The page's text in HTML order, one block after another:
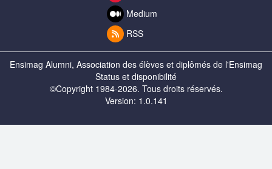
Medium
RSS
Ensimag Alumni, Association des élèves et diplômés de l'Ensimag
Status et disponibilité
©Copyright 1984-2026. Tous droits réservés.
Version: 1.0.141